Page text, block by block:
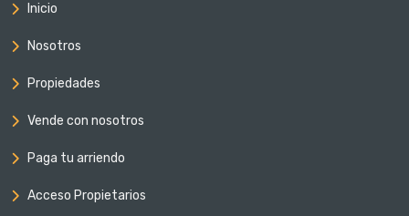
Inicio
Nosotros
Propiedades
Vende con nosotros
Paga tu arriendo
Acceso Propietarios